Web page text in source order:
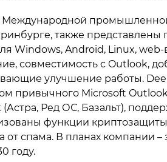
Международной
также
Windows, Android, Linux,
совместимость с Outlook,
улучшение работы.
привычного Microsoft
(Астра, Ред ОС, Базальт),
функции
от спама. В планах компании
году.